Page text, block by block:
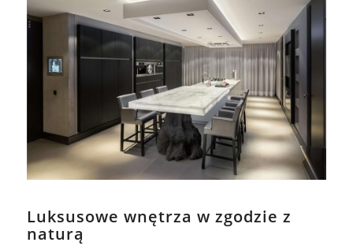
Luksusowe wnętrza w zgodzie z
naturą